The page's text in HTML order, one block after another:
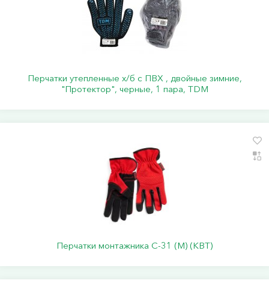
Перчатки утепленные х/б с ПВХ , двойные зимние,
"Протектор", черные, 1 пара, TDM
Перчатки монтажника С-31 (М) (КВТ)